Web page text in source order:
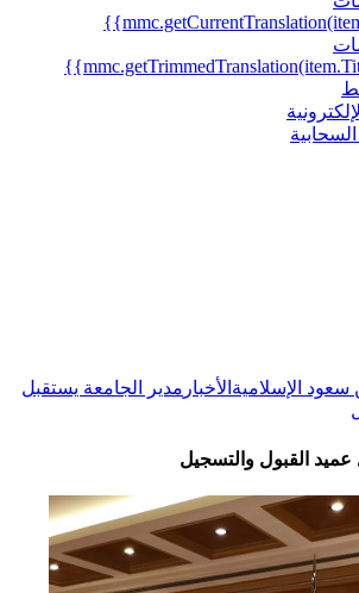
سعود الإسلامية الأخبار مدير الجامعة يستقبل
عميد القبول والتسجيل